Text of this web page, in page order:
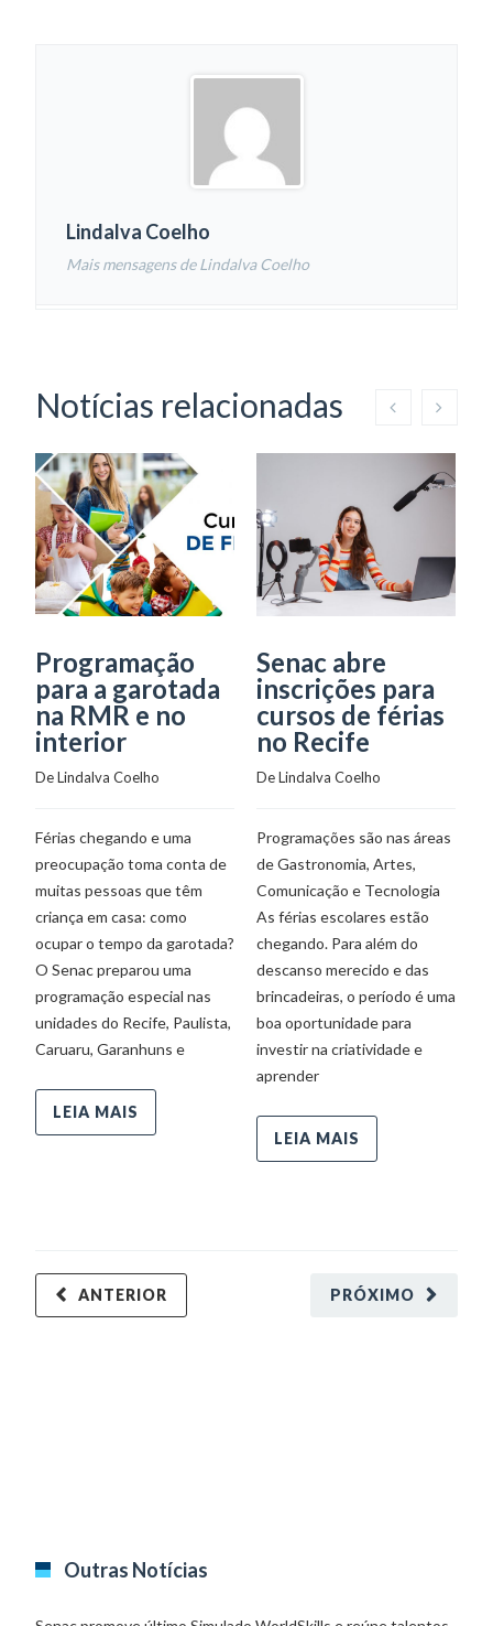
Lindalva Coelho
Mais mensagens de Lindalva Coelho
Notícias relacionadas
Programação
para a garotada
na RMR e no
interior
De Lindalva Coelho
Férias chegando e uma
preocupação toma conta de
muitas pessoas que têm
criança em casa: como
ocupar o tempo da garotada?
O Senac preparou uma
programação especial nas
unidades do Recife, Paulista,
Caruaru, Garanhuns e
LEIA MAIS
Senac abre
inscrições para
cursos de férias
no Recife
De Lindalva Coelho
Programações são nas áreas
de Gastronomia, Artes,
Comunicação e Tecnologia
As férias escolares estão
chegando. Para além do
descanso merecido e das
brincadeiras, o período é uma
boa oportunidade para
investir na criatividade e
aprender
LEIA MAIS
PRÓXIMO
ANTERIOR
Outras Notícias